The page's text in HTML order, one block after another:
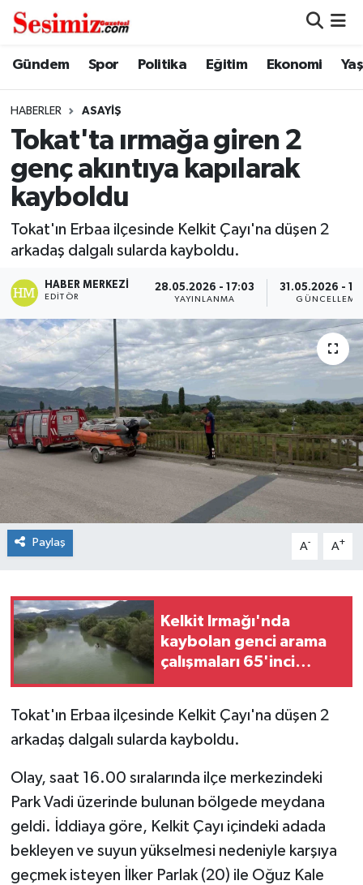
Gündem Spor Politika Eğitim Ekonomi
HABERLER ASAYIŞ
Tokat'ta ırmağa giren 2
genç akıntıya kapılarak
kayboldu
Tokat'ın Erbaa ilçesinde Kelkit Çayı'na düşen 2
arkadaş dalgalı sularda kayboldu.
HABER MERKEZI
EDITÖR
28.05.2026 - 17:03
YAYINLANMA
31.05.2026 -
GÜNCELLEME
Paylaş A- A+
Kelkit Irmağı'nda
kaybolan genci arama
çalışmaları 65'inci
Tokat'ın Erbaa ilçesinde Kelkit Çayı'na düşen 2
arkadaş dalgalı sularda kayboldu.
Olay, saat 16.00 sıralarında ilçe merkezindeki
Park Vadi üzerinde bulunan bölgede meydana
geldi. İddiaya göre, Kelkit Çayı içindeki adada
bekleyen ve suyun yükselmesi nedeniyle karşıya
geçmek isteyen İlker Parlak (20) ile Oğuz Kale
Dünya
Ekonomi
Genel
Gündem
Sağlık
Spor
Teknoloji
Tokat Haberleri
Yaşam
Nöbetçi Eczaneler
Hava Durumu
Namaz Vakitleri
Trafik Durumu
Süper Lig Puan Durumu ve Fikstür
Haber Arşivi